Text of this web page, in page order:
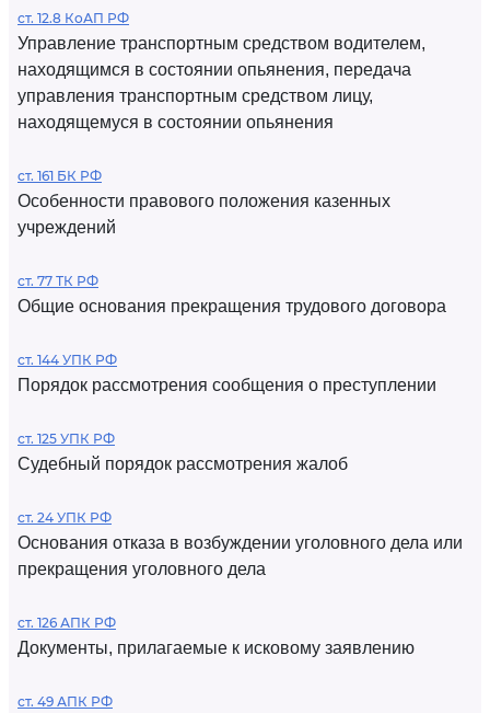
ст. 12.8 КоАП РФ
Управление транспортным средством водителем,
находящимся в состоянии опьянения, передача
управления транспортным средством лицу,
находящемуся в состоянии опьянения
ст. 161 БК РФ
Особенности правового положения казенных
учреждений
ст. 77 ТК РФ
Общие основания прекращения трудового договора
ст. 144 УПК РФ
Порядок рассмотрения сообщения о преступлении
ст. 125 УПК РФ
Судебный порядок рассмотрения жалоб
ст. 24 УПК РФ
Основания отказа в возбуждении уголовного дела или
прекращения уголовного дела
ст. 126 АПК РФ
Документы, прилагаемые к исковому заявлению
ст. 49 АПК РФ